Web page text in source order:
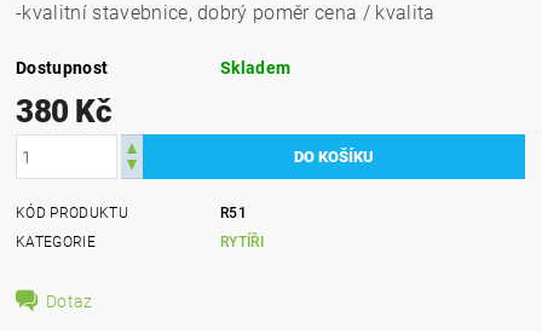
-kvalitní stavebnice, dobrý poměr cena / kvalita
Dostupnost Skladem
380 Kč
KÓD PRODUKTU
R51
KATEGORIE
RYTÍŘI
Dotaz